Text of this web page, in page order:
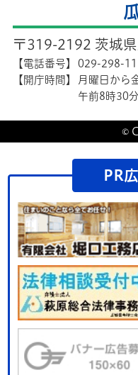
〒319-2192 茨城
【電話番号】
029-298-
【開庁時間】
月曜日から
午前8時30
©
PR